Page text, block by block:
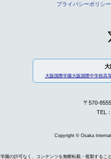
プライバシーポリシー
大
大阪国際学園大阪国際中学校高
〒570-
TEL
Copyright © Osaka
学園の許可なく、コンテンツを無断転載・複製するこ